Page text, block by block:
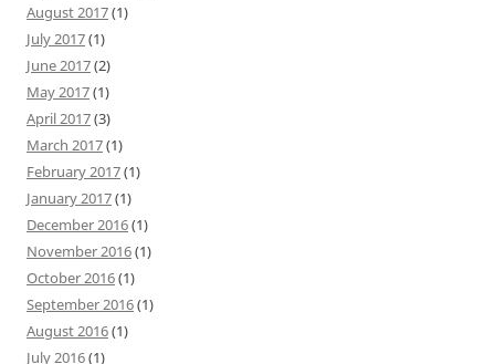
August 2017(1)
July 2017(1)
June 2017(2)
May 2017(1)
April 2017(3)
March 2017(1)
February 2017(1)
January 2017(1)
December 2016(1)
November 2016(1)
October 2016(1)
September 2016(1)
August 2016(1)
July 2016(1)